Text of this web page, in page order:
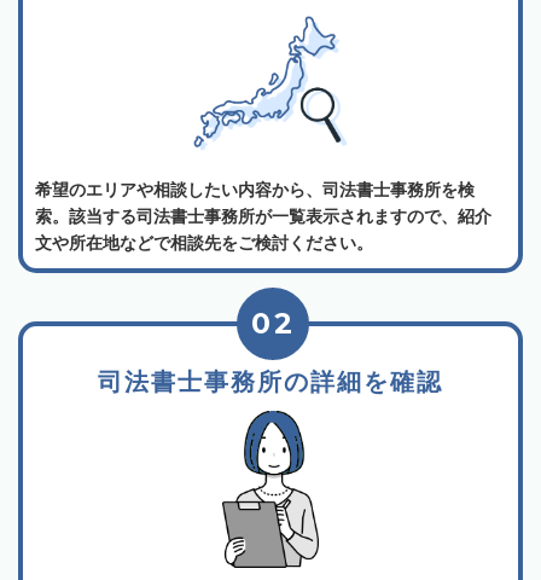
希望のエリアや相談したい内容から、司法書士事務所を検
索。該当する司法書士事務所が一覧表示されますので、紹介
文や所在地などで相談先をご検討ください。
司法書士事務所の詳細を確認
02